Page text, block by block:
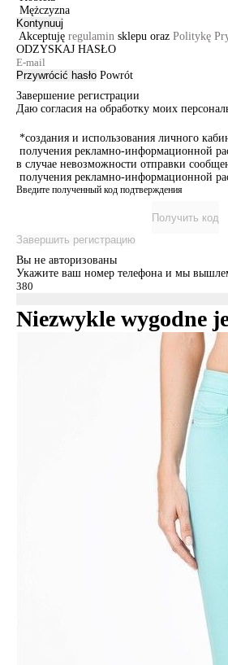
Mężczyzna
Kontynuuj
Akceptuję regulamin sklepu oraz Politykę
ODZYSKAJ HASŁO
Przywrócić hasło Powrót
Завершение регистрации
Даю согласия на обработку моих
*создания и использования личного
получения рекламно-информационной
в случае невозможности отправки
получения рекламно-информационной
Введите полученный код подтверждения
Получить код
Завершить регистрацию
Вы не авторизованы
Укажите ваш номер телефона и мы
Niezwykle wygodne